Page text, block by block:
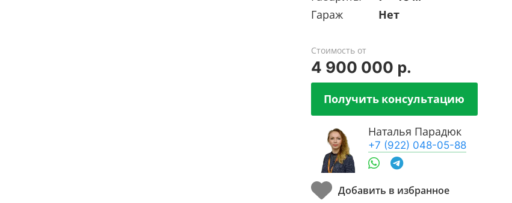
Гараж
Нет
Стоимость от
4 900 000 р.
Получить консультацию
Наталья Парадюк
+7 (922) 048-05-88